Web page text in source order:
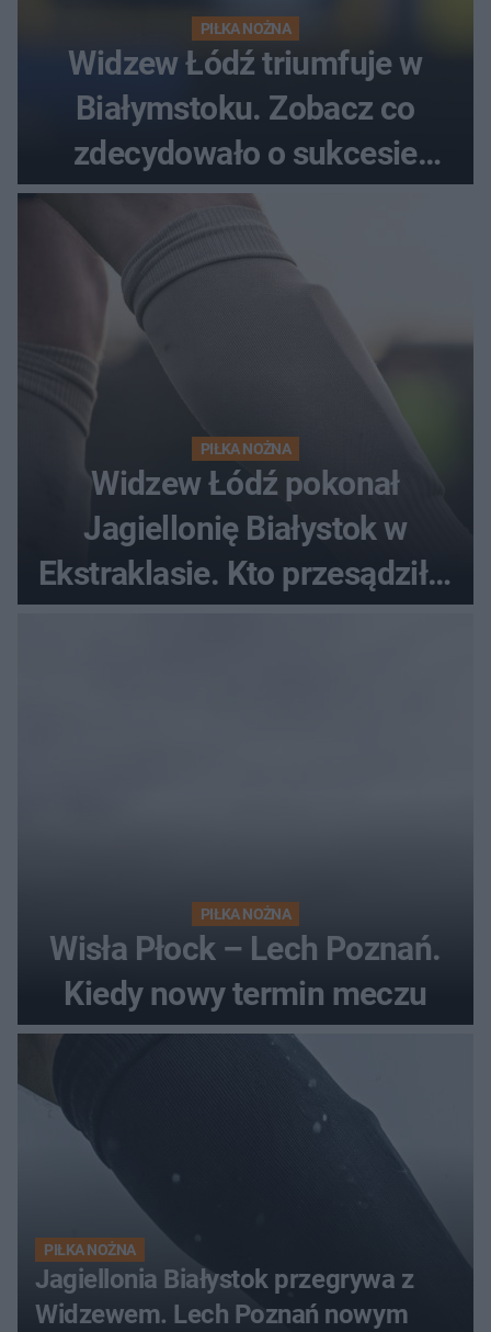
PIŁKA NOŻNA
Widzew Łódź triumfuje w
Białymstoku. Zobacz co
zdecydowało o sukcesie
gości
PIŁKA NOŻNA
Widzew Łódź pokonał
Jagiellonię Białystok w
Ekstraklasie. Kto przesądził o
losach meczu?
PIŁKA NOŻNA
Wisła Płock – Lech Poznań.
Kiedy nowy termin meczu
PIŁKA NOŻNA
Jagiellonia Białystok przegrywa z
Widzewem. Lech Poznań nowym